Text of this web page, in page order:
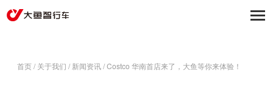
首页/ 关于我们 / 新闻资讯/Costco 华南首店来了，大鱼等你来体验！